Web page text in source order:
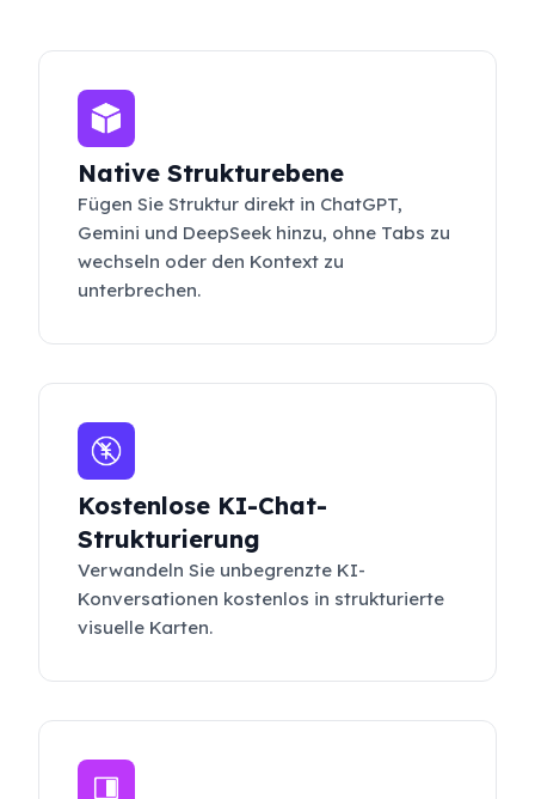
Native Strukturebene
Fügen Sie Struktur direkt in ChatGPT,
Gemini und DeepSeek hinzu, ohne Tabs zu
wechseln oder den Kontext zu
unterbrechen.
Kostenlose KI-Chat-
Strukturierung
Verwandeln Sie unbegrenzte KI-
Konversationen kostenlos in strukturierte
visuelle Karten.